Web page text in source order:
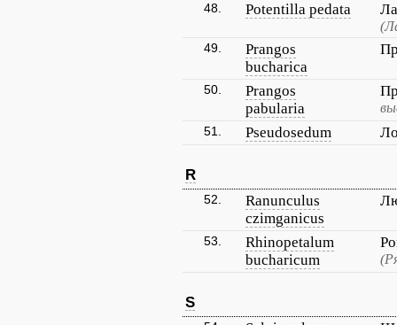
48. Potentilla pedata
49.
Prangos
bucharica
50.
Prangos
pabularia
51. Pseudosedum
R
52.
Ranunculus
czimganicus
53.
Rhinopetalum
bucharicum
S